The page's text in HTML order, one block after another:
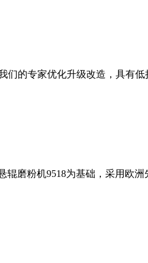
们的专家优化升级改造，具有
磨粉机9518为基础，采用欧洲